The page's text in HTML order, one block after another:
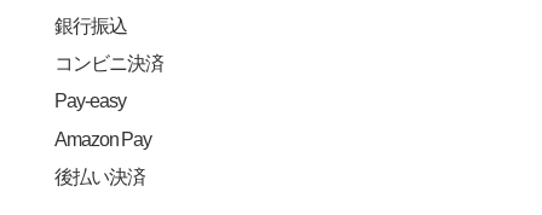
銀行振込
コンビニ決済
Pay-easy
Amazon Pay
後払い決済